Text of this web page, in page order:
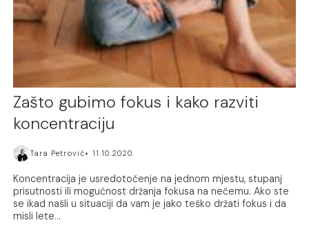
Zašto gubimo fokus i kako razviti
koncentraciju
Tara Petrović 11.10.2020.
Koncentracija je usredotočenje na jednom mjestu, stupanj
prisutnosti ili mogućnost držanja fokusa na nečemu. Ako ste
se ikad našli u situaciji da vam je jako teško držati fokus i da
misli lete...